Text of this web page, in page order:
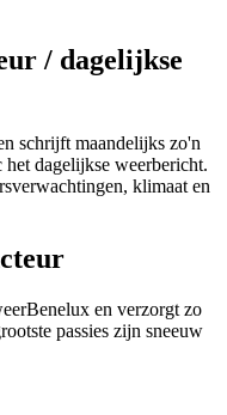
/ dagelijkse
schrijft maandelijks zo'n
dagelijkse weerbericht.
klimaat en
en verzorgt zo
passies zijn sneeuw